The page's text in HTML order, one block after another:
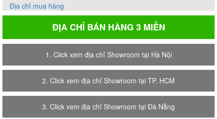
Địa chỉ mua hàng
ĐỊA CHỈ BÁN HÀNG 3 MIỀN
1. Click xem địa chỉ Showroom tại Hà Nội
2. Click xem địa chỉ Showroom tại TP. HCM
3. Click xem địa chỉ Showroom tại Đà Nẵng